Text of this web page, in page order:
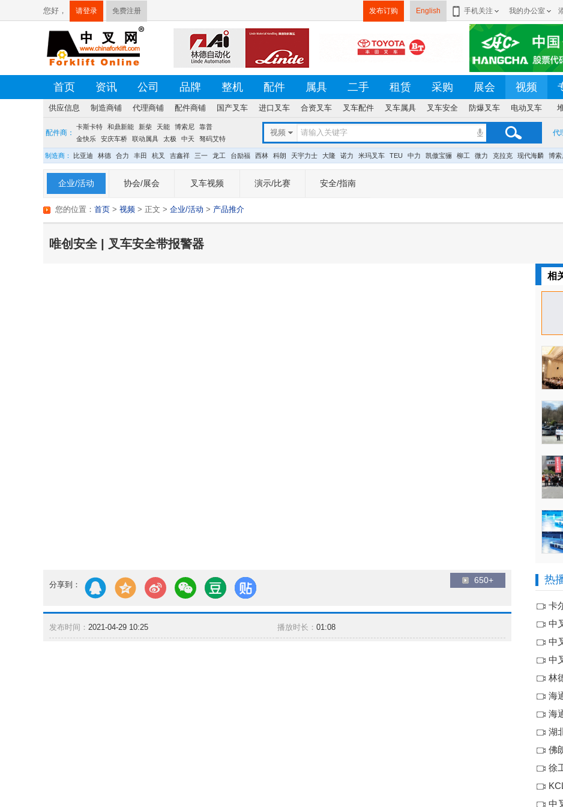
您好， 请登录 免费注册 发布订购 English 手机关注 我的办公室
首页 资讯 公司 品牌 整机 配件 属具 二手 租赁 采购 展会 视频
供应信息 制造商铺 代理商铺 配件商铺 国产叉车 进口叉车 合资叉车 叉车配件 叉车属具 叉车安全 防爆叉车 电动叉车
配件商：
卡斯卡特 和鼎新能 新柴 天能 博索尼 靠普
荷贝克 硕源 方源 佛朗斯 盛航
台创
金快乐
安庆车桥 联动属具 太极 中天
驽码艾特
视频 代
制造商： 比亚迪 林德 合力 丰田 杭叉 吉鑫祥 三一 龙工 台励福 西林 科朗 天宇力士 大隆 诺力 米玛叉车 TEU 中力 凯傲宝骊 柳工 微力 克拉克 现代海麟 博索
企业/活动 协会/展会 叉车视频 演示/比赛 安全/指南
您的位置： 首页 > 视频 > 企业/活动 > 产品推介
> 正文
唯创安全 | 叉车安全带报警器
分享到： 650+
发布时间： 2021-04-29 10:25 播放时长： 01:08
相
热
卡
中
中
中
林
海
海
湖
佛
徐
中